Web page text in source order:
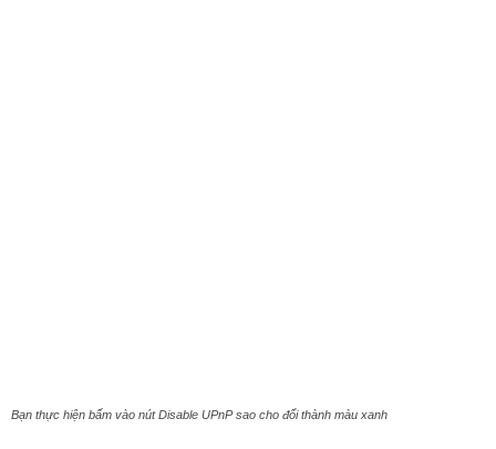
Bạn thực hiện bấm vào nút Disable UPnP sao cho đổi thành màu xanh